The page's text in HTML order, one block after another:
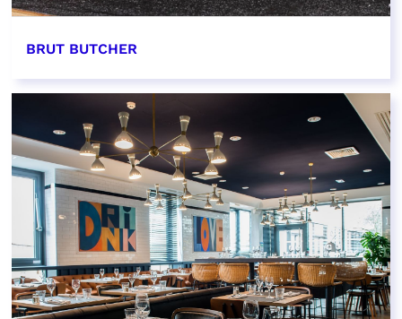
BRUT BUTCHER
EN SAVOIR PLUS